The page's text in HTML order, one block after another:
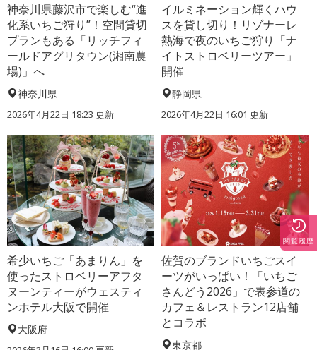
神奈川県藤沢市で楽しむ“進
化系いちご狩り”！空間貸切
プランもある「リッチフィ
ールドアグリタウン(湘南農
場)」へ
神奈川県
2026年4月22日 18:23 更新
イルミネーション輝くハウ
スを貸し切り！リゾナーレ
熱海で夜のいちご狩り「ナ
イトストロベリーツアー」
開催
静岡県
2026年4月22日 16:01 更新
希少いちご「あまりん」を
使ったストロベリーアフタ
ヌーンティーがウェスティ
ンホテル大阪で開催
大阪府
佐賀のブランドいちごスイ
ーツがいっぱい！「いちご
さんどう2026」で表参道の
カフェ＆レストラン12店舗
とコラボ
東京都
閲覧履歴